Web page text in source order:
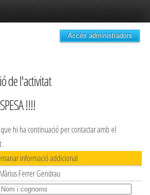
Accés administradors
de l'activitat
!!!!
hi ha continuació per contactar amb el
informació addicional
Màrius Ferrer Gendrau